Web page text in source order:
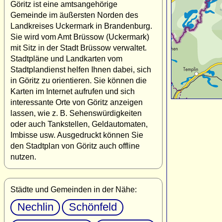
Göritz ist eine amtsangehörige
Gemeinde im äußersten Norden des
Landkreises Uckermark in Brandenburg.
Sie wird vom Amt Brüssow (Uckermark)
mit Sitz in der Stadt Brüssow verwaltet.
Stadtpläne und Landkarten vom
Stadtplandienst helfen Ihnen dabei, sich
in Göritz zu orientieren. Sie können die
Karten im Internet aufrufen und sich
interessante Orte von Göritz anzeigen
lassen, wie z. B. Sehenswürdigkeiten
oder auch Tankstellen, Geldautomaten,
Imbisse usw. Ausgedruckt können Sie
den Stadtplan von Göritz auch offline
nutzen.
Städte und Gemeinden in der Nähe:
Nechlin
Schönfeld